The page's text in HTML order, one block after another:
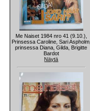
Me Naiset 1984 nro 41 (9.10.),
Prinsessa Caroline, Sari Aspholm,
prinsessa Diana, Gilda, Brigitte
Bardot
Näytä